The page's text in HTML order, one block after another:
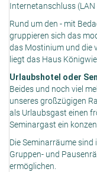
Internetanschluss (LAN
Rund um den - mit
gruppieren sich das
das Mostinium und die
liegt das Haus
Urlaubshotel oder
Beides und noch viel
unseres großzügigen
als Urlaubsgast einen
Seminargast ein
Die Seminarräume
Gruppen- und
ermöglichen.